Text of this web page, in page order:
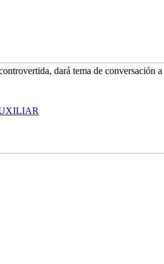
dará tema de conversación